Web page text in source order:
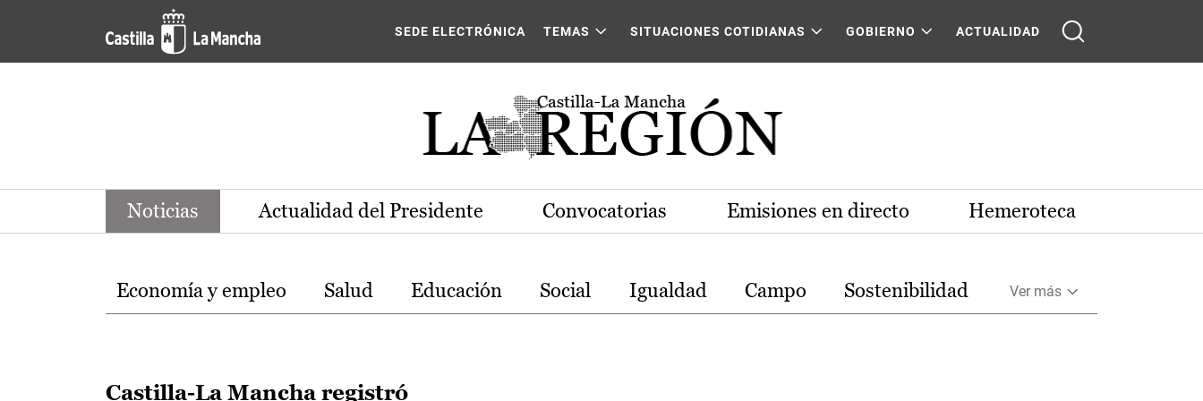
Pasar al contenido principal
Noticias de la región de Castilla-La Mancha
SEDE ELECTRÓNICA TEMAS SITUACIONES COTIDIANAS GOBIERNO ACTUALIDAD
Noticias Actualidad del Presidente Convocatorias Emisiones en directo Hemeroteca
Temas
Economía y empleo Salud Educación Social Igualdad Campo Sostenibilidad Ver más
Castilla-La Mancha registró